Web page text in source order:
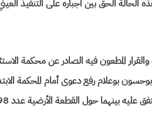
الحالة الحق بين اجباره على التنفيذ